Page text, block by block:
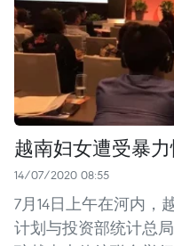
越南妇女遭受暴
14/07/2020 08:55
7月14日上午在河内，
计划与投资部统计总